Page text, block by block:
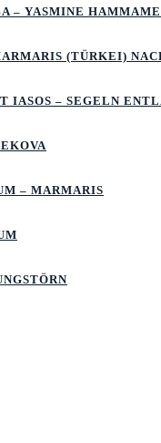
– YASMINE
(TÜRKEI)
IASOS – SEGELN
– MARMARIS